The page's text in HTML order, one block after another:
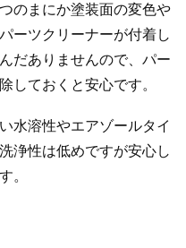
のまにか塗装面の変色や
ーツクリーナーが付着し
だありませんので、パー
しておくと安心です。
水溶性やエアゾールタイ
浄性は低めですが安心し
。